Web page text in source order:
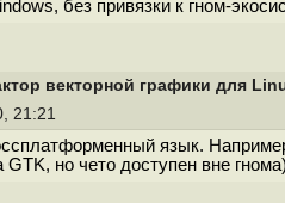
без привязки к гном-
векторной графики для
21:21
язык.
но чето доступен вне гнома)